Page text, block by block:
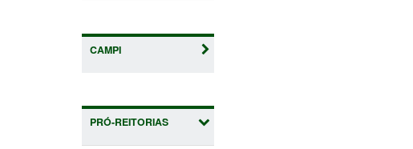
CAMPI
PRÓ-REITORIAS